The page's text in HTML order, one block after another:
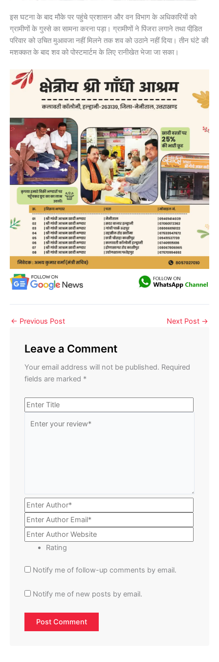
इस घटना के बाद मौके पर पहुंचे प्रशासन और वन विभाग के अधिकारियों को
ग्रामीणों के गुस्से का सामना करना पड़ा। ग्रामीणों ने पिंजरा लगाने तथा पीडि़त
परिवार को उचित मुआवजा नहीं मिलने तक शव को उठाने नहीं दिया। तीन घंटे की
मशक्कत के बाद शव को पोस्टमार्टम के लिए रानीखेत भेजा जा सका।
← Previous Post Next Post →
Leave a Comment
Your email address will not be published. Required
fields are marked *
Rating
Notify me of follow-up comments by email.
Notify me of new posts by email.